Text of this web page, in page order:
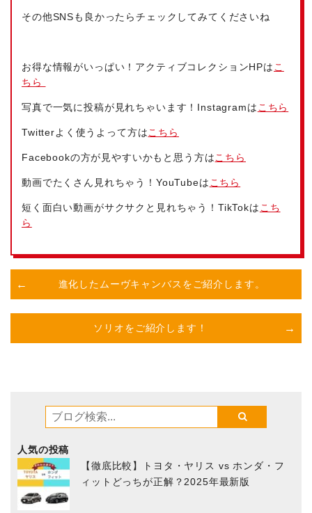
その他SNSも良かったらチェックしてみてくださいね
お得な情報がいっぱい！アクティブコレクションHPは こ
ちら
写真で一気に投稿が見れちゃいます！Instagramは こちら
Twitterよく使うよって方はこちら
Facebookの方が見やすいかもと思う方はこちら
動画でたくさん見れちゃう！YouTubeは こちら
短く面白い動画がサクサクと見れちゃう！TikTokは こち
ら
進化したムーヴキャンバスをご紹介します。
ソリオをご紹介します！
人気の投稿
【徹底比較】トヨタ・ヤリス vs ホンダ・フ
ィットどっちが正解？2025年最新版